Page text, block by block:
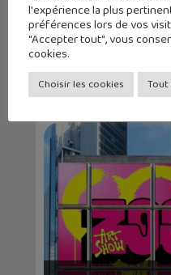
Lecture d’été
l'expérience la plus
préférences lors de vos
"Accepter tout", vous
cookies.
Choisir les cookies